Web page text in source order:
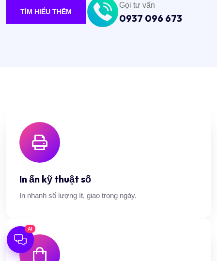
TÌM HIỂU THÊM
Gọi tư vấn
0937 096 673
In ấn kỹ thuật số
In nhanh số lượng ít, giao trong ngày.
AI